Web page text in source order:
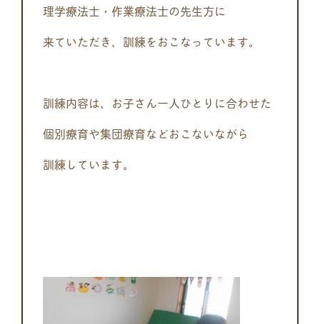
理学療法士・作業療法士の先生方に
来ていただき、訓練をおこなっています。
訓練内容は、お子さん一人ひとりに合わせた
個別療育や集団療育などおこないながら
訓練しています。